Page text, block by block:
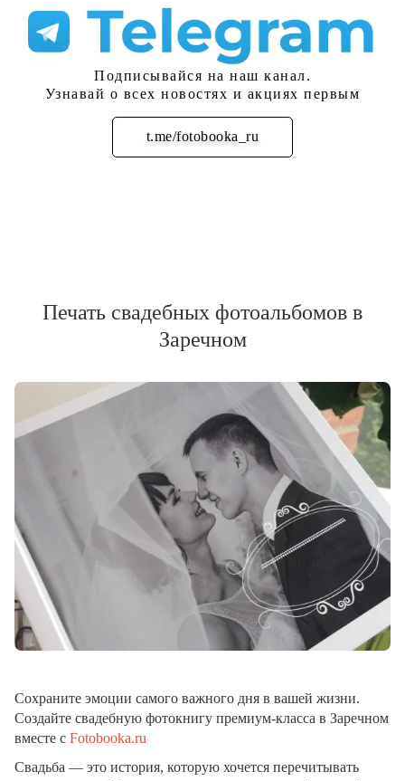
Подписывайся на наш канал.
Узнавай о всех новостях и акциях первым
t.me/fotobooka_ru
Подписаться
Печать свадебных фотоальбомов в
Заречном
Сохраните эмоции самого важного дня в вашей жизни.
Создайте свадебную фотокнигу премиум-класса в Заречном
вместе с Fotobooka.ru
Свадьба — это история, которую хочется перечитывать